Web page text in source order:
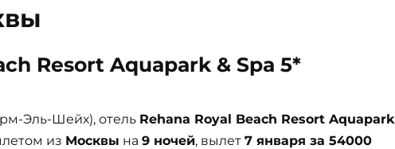
Resort Aquapark & Spa 5*
Эль-Шейх), отель Rehana Royal Beach Resort Aquapark
из Москвы на 9 ночей, вылет 7 января за 54000